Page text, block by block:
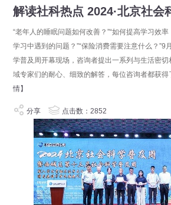
“老年人的睡眠问题如何改善？”“如何提高学习效
学习中遇到的问题？”“保险消费需要注意什么？”9
学普及周开幕现场，咨询者提出一系列与生活密
域专家们的耐心、细致的解答，每位咨询者都获得
情】
分享 点击数：2852